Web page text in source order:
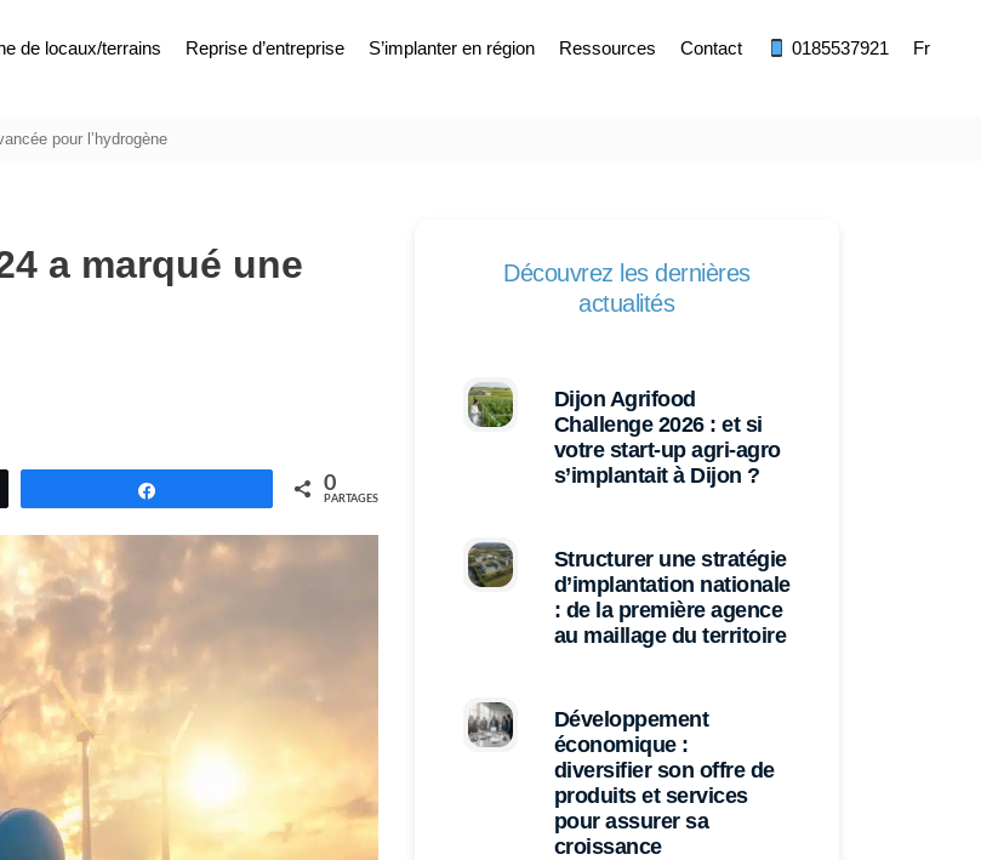
de locaux/terrains Reprise d’entreprise S’implanter en région Ressources Contact 0185537921 Fr
pour l’hydrogène
a marqué une
0
PARTAGES
Découvrez les dernières
actualités
Dijon Agrifood
Challenge 2026 : et si
votre start-up agri-agro
s’implantait à Dijon ?
Structurer une stratégie
d’implantation nationale
: de la première agence
au maillage du territoire
Développement
économique :
diversifier son offre de
produits et services
pour assurer sa
croissance